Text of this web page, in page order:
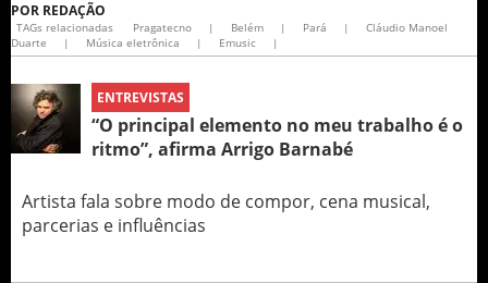
POR REDAÇÃO
TAGs relacionadas Pragatecno | Belém | Pará |
Cláudio Manoel
Duarte
| Música eletrônica | Emusic |
ENTREVISTAS
“O principal elemento no meu trabalho é o
ritmo”, afirma Arrigo Barnabé
Artista fala sobre modo de compor, cena musical,
parcerias e influências